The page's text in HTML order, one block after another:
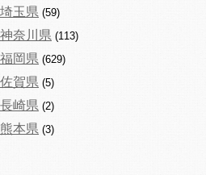
埼玉県 (59)
神奈川県 (113)
福岡県 (629)
佐賀県 (5)
長崎県 (2)
熊本県 (3)